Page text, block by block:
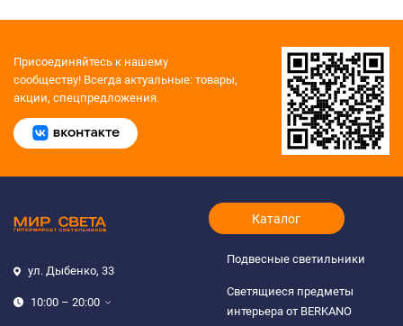
Присоединяйтесь к нашему
сообществу! Всегда актуальные: товары,
акции, спецпредложения.
ул. Дыбенко, 33
10:00 – 20:00
Каталог
Подвесные светильники
Светящиеся предметы
интерьера от BERKANO